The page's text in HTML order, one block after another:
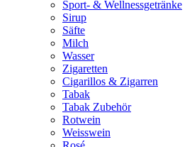
Sport- & Wellnessgetränke
Sirup
Säfte
Milch
Wasser
Zigaretten
Cigarillos & Zigarren
Tabak
Tabak Zubehör
Rotwein
Weisswein